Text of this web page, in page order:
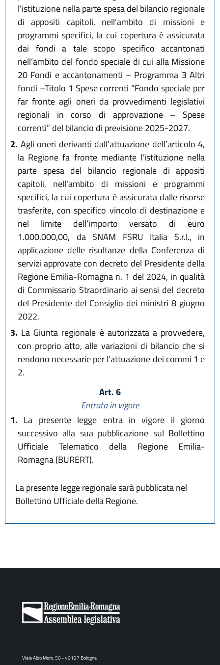
l’istituzione nella parte spesa del bilancio regionale
di appositi capitoli, nell’ambito di missioni e
programmi specifici, la cui copertura è assicurata
dai fondi a tale scopo specifico accantonati
nell’ambito del fondo speciale di cui alla Missione
20 Fondi e accantonamenti – Programma 3 Altri
fondi –Titolo 1 Spese correnti “Fondo speciale per
far fronte agli oneri da provvedimenti legislativi
regionali in corso di approvazione – Spese
correnti” del bilancio di previsione 2025-2027.
2. Agli oneri derivanti dall’attuazione dell’articolo 4,
la Regione fa fronte mediante l'istituzione nella
parte spesa del bilancio regionale di appositi
capitoli, nell'ambito di missioni e programmi
specifici, la cui copertura è assicurata dalle risorse
trasferite, con specifico vincolo di destinazione e
nel limite dell’importo versato di euro
1.000.000,00, da SNAM FSRU Italia S.r.l., in
applicazione delle risultanze della Conferenza di
servizi approvate con decreto del Presidente della
Regione Emilia-Romagna n. 1 del 2024, in qualità
di Commissario Straordinario ai sensi del decreto
del Presidente del Consiglio dei ministri 8 giugno
2022.
3. La Giunta regionale è autorizzata a provvedere,
con proprio atto, alle variazioni di bilancio che si
rendono necessarie per l’attuazione dei commi 1 e
2.
Art. 6
Entrata in vigore
1. La presente legge entra in vigore il giorno
successivo alla sua pubblicazione sul Bollettino
Ufficiale Telematico della Regione Emilia-
Romagna (BURERT).
La presente legge regionale sarà pubblicata nel
Bollettino Ufficiale della Regione.
Viale Aldo Moro, 50 - 40127 Bologna